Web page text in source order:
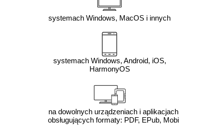
systemach Windows, MacOS i innych
systemach Windows, Android, iOS,
HarmonyOS
na dowolnych urządzeniach i aplikacjach
obsługujących formaty: PDF, EPub, Mobi